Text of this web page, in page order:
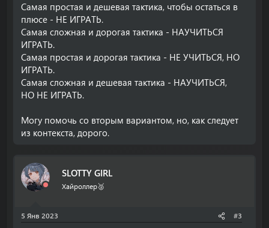
Самая простая и дешевая тактика, чтобы остаться в
плюсе - НЕ ИГРАТЬ.
Самая сложная и дорогая тактика - НАУЧИТЬСЯ
ИГРАТЬ.
Самая простая и дорогая тактика - НЕ УЧИТЬСЯ, НО
ИГРАТЬ.
Самая сложная и дешевая тактика - НАУЧИТЬСЯ,
НО НЕ ИГРАТЬ.
Могу помочь со вторым вариантом, но, как следует
из контекста, дорого.
SLOTTY GIRL
Хайроллер🥈
5 Янв 2023 #3